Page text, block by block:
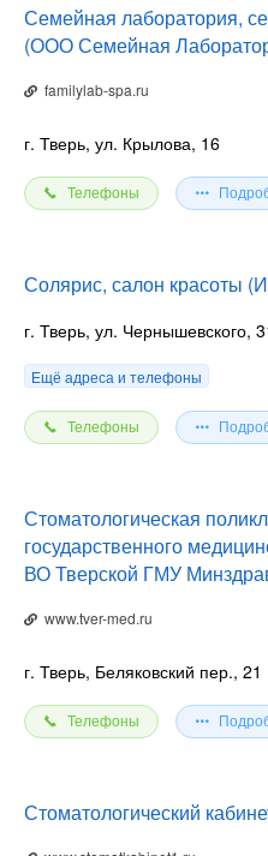
Семейная лаборатория,
(ООО Семейная
familylab-spa.ru
г. Тверь, ул. Крылова, 16
Телефоны
Солярис, салон красоты
г. Тверь, ул. Чернышевского,
Ещё адреса и телефоны
Телефоны
Стоматологическая
государственного
ВО Тверской ГМУ
www.tver-med.ru
г. Тверь, Беляковский пер., 21
Телефоны
Стоматологический